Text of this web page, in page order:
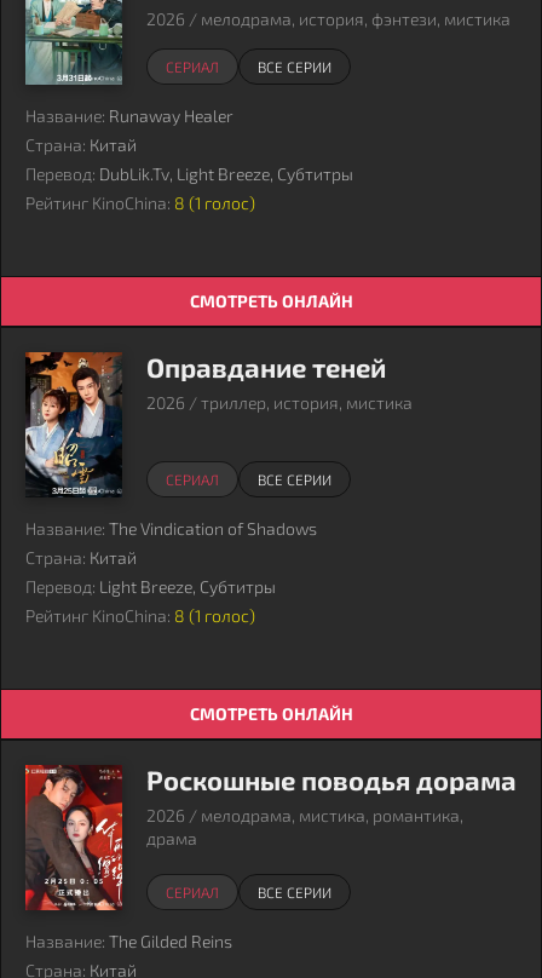
2026 / мелодрама, история, фэнтези, мистика
СЕРИАЛ ВСЕ СЕРИИ
Название: Runaway Healer
Страна: Китай
Перевод: DubLik.Tv, Light Breeze, Субтитры
Рейтинг KinoChina: 8 (1 голос)
СМОТРЕТЬ ОНЛАЙН
Оправдание теней
2026 / триллер, история, мистика
СЕРИАЛ ВСЕ СЕРИИ
Название: The Vindication of Shadows
Страна: Китай
Перевод: Light Breeze, Субтитры
Рейтинг KinoChina: 8 (1 голос)
СМОТРЕТЬ ОНЛАЙН
Роскошные поводья дорама
2026 / мелодрама, мистика, романтика,
драма
СЕРИАЛ ВСЕ СЕРИИ
Название: The Gilded Reins
Страна: Китай